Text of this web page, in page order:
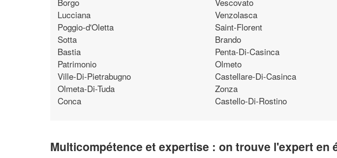
Lucciana
Poggio-d'Oletta
Sotta
Bastia
Patrimonio
Ville-Di-Pietrabugno
Olmeta-Di-Tuda
Conca
Venzolasca
Saint-Florent
Brando
Penta-Di-Casinca
Olmeto
Castellare-Di-Casinca
Zonza
Castello-Di-Rostino
Multicompétence et expertise : on trouve l'expert